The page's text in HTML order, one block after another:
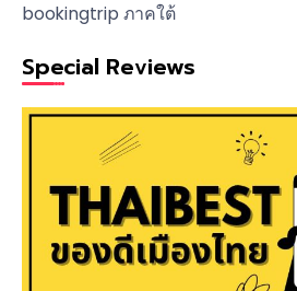
bookingtrip ภาคใต้
Special Reviews